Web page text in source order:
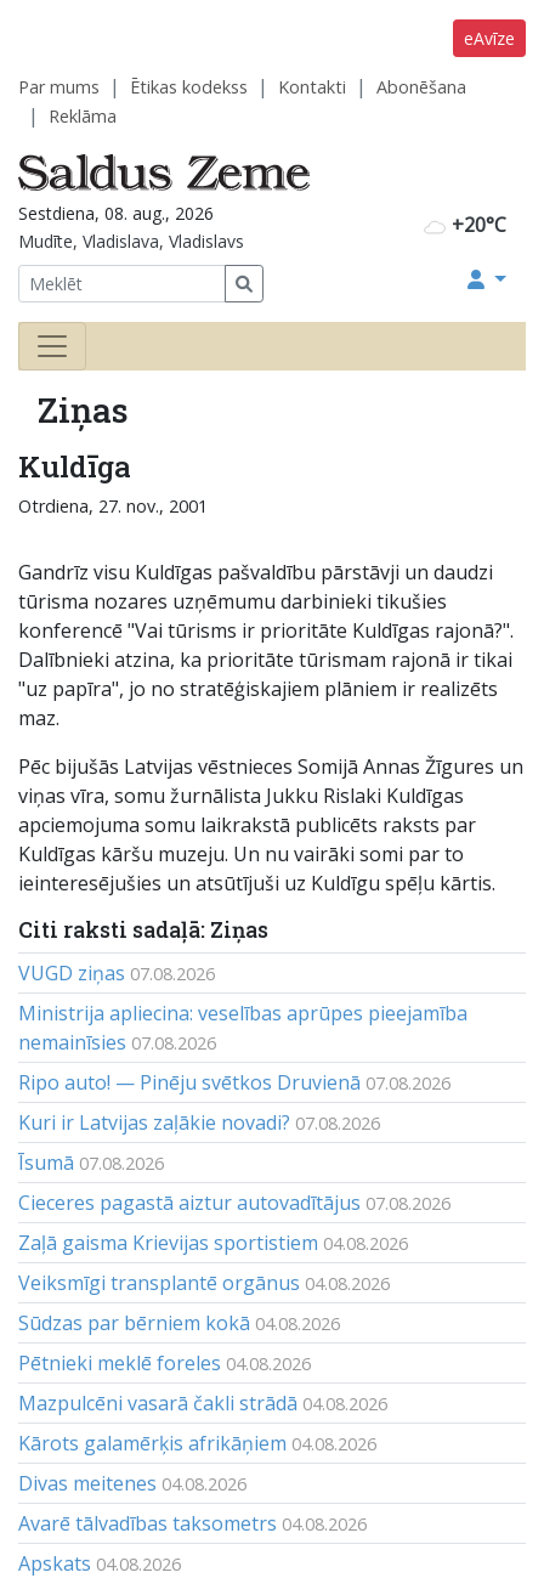
eAvīze
Par mums Ētikas kodekss Kontakti
Abonēšana
Reklāma
+20°C
Sestdiena, 08. aug., 2026
Mudīte, Vladislava, Vladislavs
Ziņas
Kuldīga
Otrdiena, 27. nov., 2001
Gandrīz visu Kuldīgas pašvaldību pārstāvji un daudzi
tūrisma nozares uzņēmumu darbinieki tikušies
konferencē "Vai tūrisms ir prioritāte Kuldīgas rajonā?".
Dalībnieki atzina, ka prioritāte tūrismam rajonā ir tikai
"uz papīra", jo no stratēģiskajiem plāniem ir realizēts
maz.
Pēc bijušās Latvijas vēstnieces Somijā Annas Žīgures un
viņas vīra, somu žurnālista Jukku Rislaki Kuldīgas
apciemojuma somu laikrakstā publicēts raksts par
Kuldīgas kāršu muzeju. Un nu vairāki somi par to
ieinteresējušies un atsūtījuši uz Kuldīgu spēļu kārtis.
Citi raksti sadaļā: Ziņas
VUGD ziņas 07.08.2026
Ministrija apliecina: veselības aprūpes pieejamība
nemainīsies 07.08.2026
Ripo auto! — Pinēju svētkos Druvienā 07.08.2026
Kuri ir Latvijas zaļākie novadi? 07.08.2026
Īsumā 07.08.2026
Cieceres pagastā aiztur autovadītājus 07.08.2026
Zaļā gaisma Krievijas sportistiem 04.08.2026
Veiksmīgi transplantē orgānus 04.08.2026
Sūdzas par bērniem kokā 04.08.2026
Pētnieki meklē foreles 04.08.2026
Mazpulcēni vasarā čakli strādā 04.08.2026
Kārots galamērķis afrikāņiem 04.08.2026
Divas meitenes 04.08.2026
Avarē tālvadības taksometrs 04.08.2026
Apskats 04.08.2026